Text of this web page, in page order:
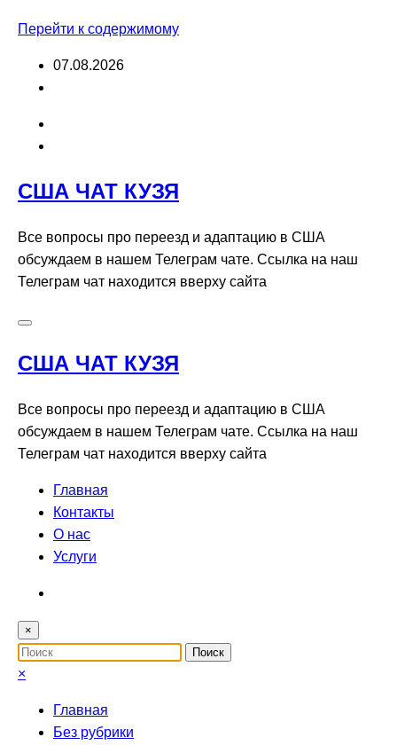
Перейти к содержимому
07.08.2026
США ЧАТ КУЗЯ
Все вопросы про переезд и адаптацию в США
обсуждаем в нашем Телеграм чате. Ссылка на наш
Телеграм чат находится вверху сайта
США ЧАТ КУЗЯ
Все вопросы про переезд и адаптацию в США
обсуждаем в нашем Телеграм чате. Ссылка на наш
Телеграм чат находится вверху сайта
Главная
Контакты
О нас
Услуги
×
×
Главная
Без рубрики